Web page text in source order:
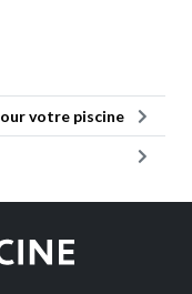
votre piscine